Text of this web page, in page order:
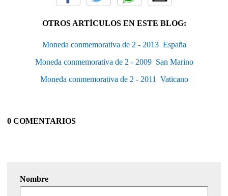
OTROS ARTÍCULOS EN ESTE BLOG:
Moneda conmemorativa de 2 - 2013  España
Moneda conmemorativa de 2 - 2009  San Marino
Moneda conmemorativa de 2 - 2011  Vaticano
0 COMENTARIOS
Nombre